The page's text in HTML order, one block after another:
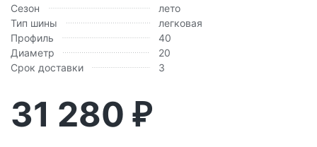
Сезон
лето
Тип шины
легковая
Профиль
40
Диаметр
20
Срок доставки
3
31 280 ₽